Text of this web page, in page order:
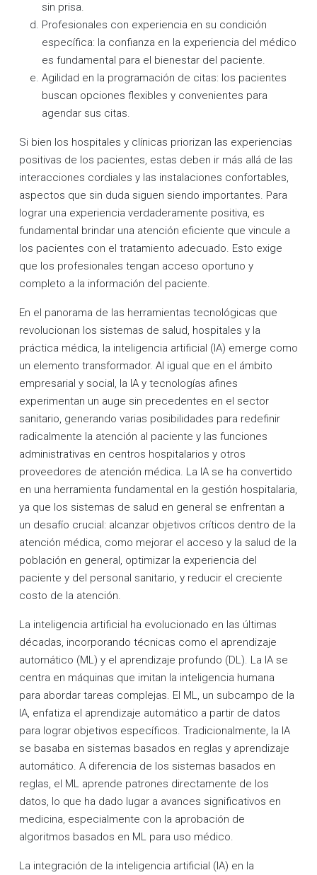
sin prisa.
Profesionales con experiencia en su condición
específica: la confianza en la experiencia del médico
es fundamental para el bienestar del paciente.
Agilidad en la programación de citas: los pacientes
buscan opciones flexibles y convenientes para
agendar sus citas.
Si bien los hospitales y clínicas priorizan las experiencias
positivas de los pacientes, estas deben ir más allá de las
interacciones cordiales y las instalaciones confortables,
aspectos que sin duda siguen siendo importantes. Para
lograr una experiencia verdaderamente positiva, es
fundamental brindar una atención eficiente que vincule a
los pacientes con el tratamiento adecuado. Esto exige
que los profesionales tengan acceso oportuno y
completo a la información del paciente.
En el panorama de las herramientas tecnológicas que
revolucionan los sistemas de salud, hospitales y la
práctica médica, la inteligencia artificial (IA) emerge como
un elemento transformador. Al igual que en el ámbito
empresarial y social, la IA y tecnologías afines
experimentan un auge sin precedentes en el sector
sanitario, generando varias posibilidades para redefinir
radicalmente la atención al paciente y las funciones
administrativas en centros hospitalarios y otros
proveedores de atención médica. La IA se ha convertido
en una herramienta fundamental en la gestión hospitalaria,
ya que los sistemas de salud en general se enfrentan a
un desafío crucial: alcanzar objetivos críticos dentro de la
atención médica, como mejorar el acceso y la salud de la
población en general, optimizar la experiencia del
paciente y del personal sanitario, y reducir el creciente
costo de la atención.
La inteligencia artificial ha evolucionado en las últimas
décadas, incorporando técnicas como el aprendizaje
automático (ML) y el aprendizaje profundo (DL). La IA se
centra en máquinas que imitan la inteligencia humana
para abordar tareas complejas. El ML, un subcampo de la
IA, enfatiza el aprendizaje automático a partir de datos
para lograr objetivos específicos. Tradicionalmente, la IA
se basaba en sistemas basados en reglas y aprendizaje
automático. A diferencia de los sistemas basados en
reglas, el ML aprende patrones directamente de los
datos, lo que ha dado lugar a avances significativos en
medicina, especialmente con la aprobación de
algoritmos basados en ML para uso médico.
La integración de la inteligencia artificial (IA) en la